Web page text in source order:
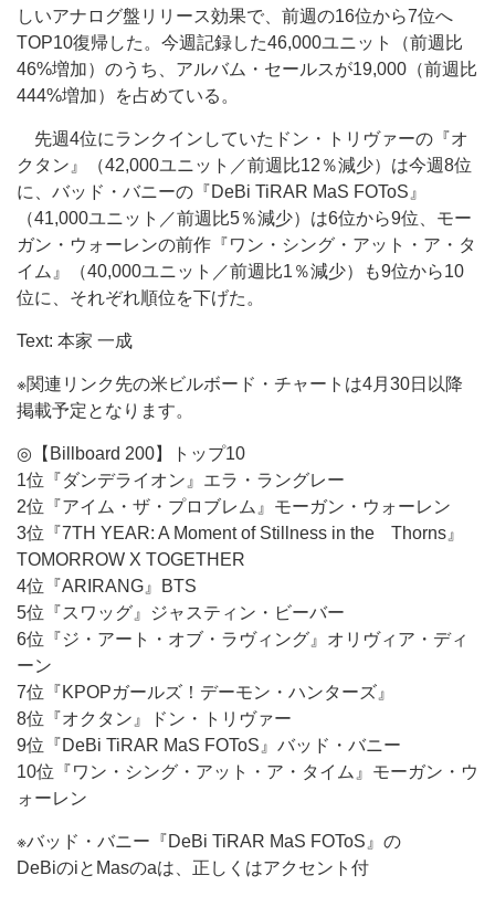
しいアナログ盤リリース効果で、前週の16位から7位へ
TOP10復帰した。今週記録した46,000ユニット（前週比
46%増加）のうち、アルバム・セールスが19,000（前週比
444%増加）を占めている。
先週4位にランクインしていたドン・トリヴァーの『オ
クタン』（42,000ユニット／前週比12％減少）は今週8位
に、バッド・バニーの『DeBi TiRAR MaS FOToS』
（41,000ユニット／前週比5％減少）は6位から9位、モー
ガン・ウォーレンの前作『ワン・シング・アット・ア・タ
イム』（40,000ユニット／前週比1％減少）も9位から10
位に、それぞれ順位を下げた。
Text: 本家 一成
※関連リンク先の米ビルボード・チャートは4月30日以降
掲載予定となります。
◎【Billboard 200】トップ10
1位『ダンデライオン』エラ・ラングレー
2位『アイム・ザ・プロブレム』モーガン・ウォーレン
3位『7TH YEAR: A Moment of Stillness in the Thorns』
TOMORROW X TOGETHER
4位『ARIRANG』BTS
5位『スワッグ』ジャスティン・ビーバー
6位『ジ・アート・オブ・ラヴィング』オリヴィア・ディ
ーン
7位『KPOPガールズ！デーモン・ハンターズ』
8位『オクタン』ドン・トリヴァー
9位『DeBi TiRAR MaS FOToS』バッド・バニー
10位『ワン・シング・アット・ア・タイム』モーガン・ウ
ォーレン
※バッド・バニー『DeBi TiRAR MaS FOToS』の
DeBiのiとMasのaは、正しくはアクセント付